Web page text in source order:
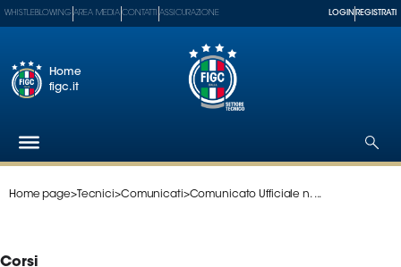
Federazione
WHISTLEBLOWING AREA MEDIA CONTATTI ASSICURAZIONE LOGIN REGISTRATI
Home
figc.it
Home page>Tecnici>Comunicati>Comunicato Ufficiale n. ...
Corsi